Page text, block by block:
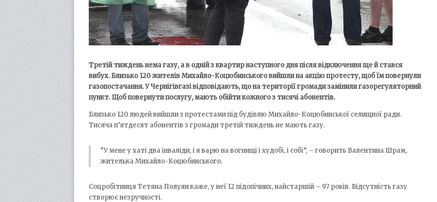
Третій тиждень нема газу, а в одній з квартир наступного дня після відключення ще й стався
вибух. Близько 120 жителів Михайло-Коцюбинського вийшли на акцію протесту, щоб їм повернули
газопостачання. У Чернігівгазі відповідають, що на території громади замінили газорегуляторний
пункт. Щоб повернути послугу, мають обійти кожного з тисячі абонентів.
Близько 120 людей вийшли з протестами під будівлю Михайло-Коцюбинської селищної ради.
Тисяча п’ятдесят абонентів з громади третій тиждень не мають газу.
“У мене у хаті два інваліди, і я варю на вогнищі і худобі, і собі”, – говорить Валентина Шрам,
жителька Михайло-Коцюбинського.
Соцробітниця Тетяна Полуян каже, у неї 12 підопічних, найстаршій – 97 років. Відсутність газу
створює незручності.